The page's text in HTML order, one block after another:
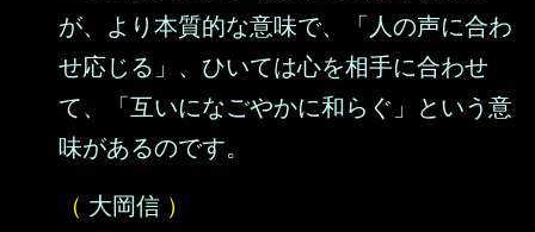
が、より本質的な意味で、「人の声に合わ
せ応じる」、ひいては心を相手に合わせ
て、「互いになごやかに和らぐ」という意
味があるのです。
（ 大岡信 ）